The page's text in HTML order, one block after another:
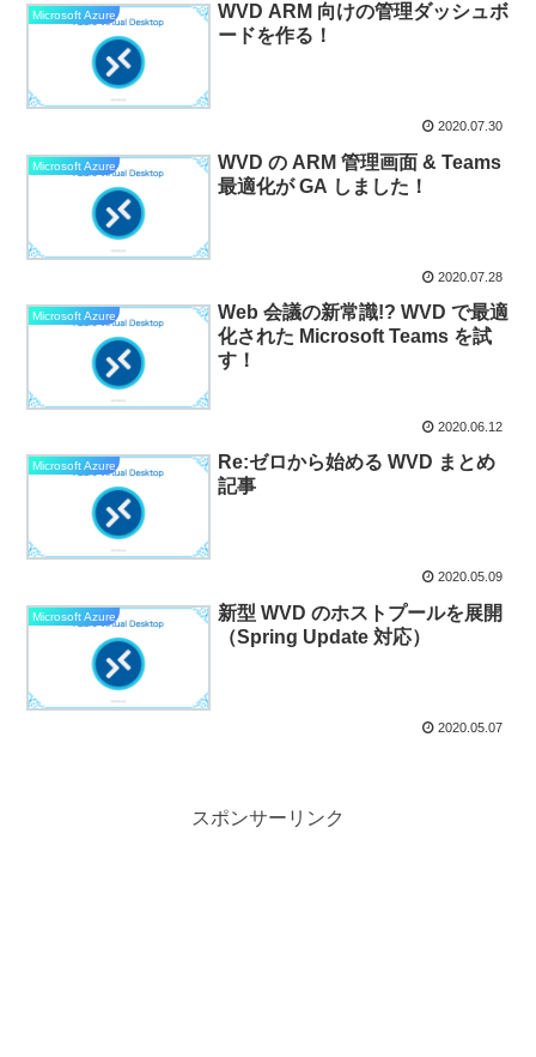
Microsoft Azure
WVD ARM 向けの管理ダッシュボ
ードを作る！
2020.07.30
Microsoft Azure
WVD の ARM 管理画面 & Teams
最適化が GA しました！
2020.07.28
Microsoft Azure
Web 会議の新常識!? WVD で最適
化された Microsoft Teams を試
す！
2020.06.12
Microsoft Azure
Re:ゼロから始める WVD まとめ
記事
2020.05.09
Microsoft Azure
新型 WVD のホストプールを展開
（Spring Update 対応）
2020.05.07
スポンサーリンク